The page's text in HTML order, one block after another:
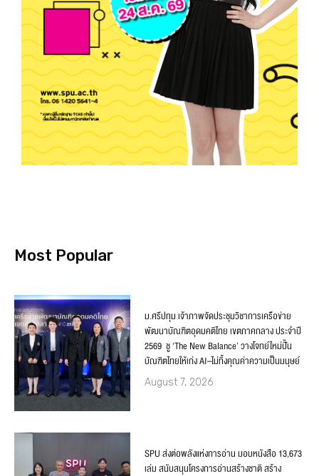
Most Popular
ม.ศรีปทุม เจ้าภาพจัดประชุมวิชาการเครือข่าย
พัฒนาบัณฑิตอุดมคติไทย เขตภาคกลาง ประจำปี
2569 ชู ‘The New Balance’ วางโจทย์ใหม่ปั้น
บัณฑิตไทยให้เก่ง AI–ไม่ทิ้งคุณค่าความเป็นมนุษย์
August 7, 2026
SPU ส่งต่อพลังแห่งการอ่าน มอบหนังสือ 13,673
เล่ม สนับสนุนโครงการอ่านสร้างชาติ สร้าง